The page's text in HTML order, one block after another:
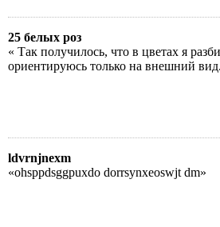
25 белых роз
« Так получилось, что в цветах я
ориентируюсь только на внешний
ldvrnjnexm
«ohsppdsggpuxdo dorrsynxeoswjt dm»